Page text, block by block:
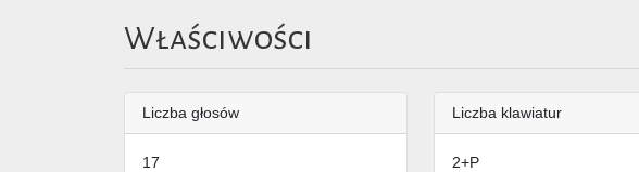
Właściwości
Liczba głosów
17
Liczba klawiatur
2+P